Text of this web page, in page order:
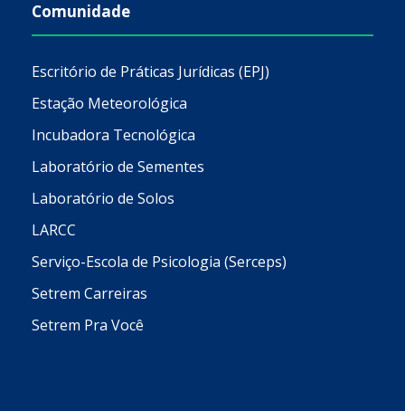
Comunidade
Escritório de Práticas Jurídicas (EPJ)
Estação Meteorológica
Incubadora Tecnológica
Laboratório de Sementes
Laboratório de Solos
LARCC
Serviço-Escola de Psicologia (Serceps)
Setrem Carreiras
Setrem Pra Você